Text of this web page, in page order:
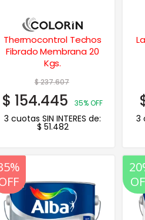
Thermocontrol Techos
Fibrado Membrana 20
Kgs.
$237.607
$ 154.445 35% OFF
3 cuotas SIN INTERES de:
$ 51.482
3